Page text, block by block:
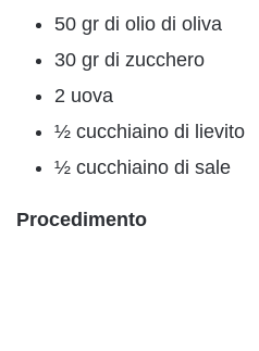
50 gr di olio di oliva
30 gr di zucchero
2 uova
½ cucchiaino di lievito
½ cucchiaino di sale
Procedimento